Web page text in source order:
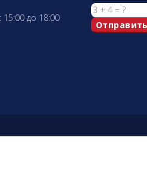
до 18:00